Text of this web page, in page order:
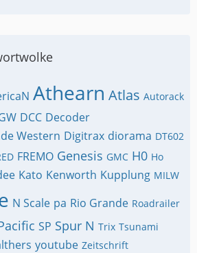
Athearn Atlas Autorack
DCC Decoder
Western Digitrax diorama DT602
FREMO Genesis GMC H0 Ho
Kato Kenworth Kupplung MILW
N Scale pa Rio Grande Roadrailer
SP Spur N Trix Tsunami
youtube Zeitschrift